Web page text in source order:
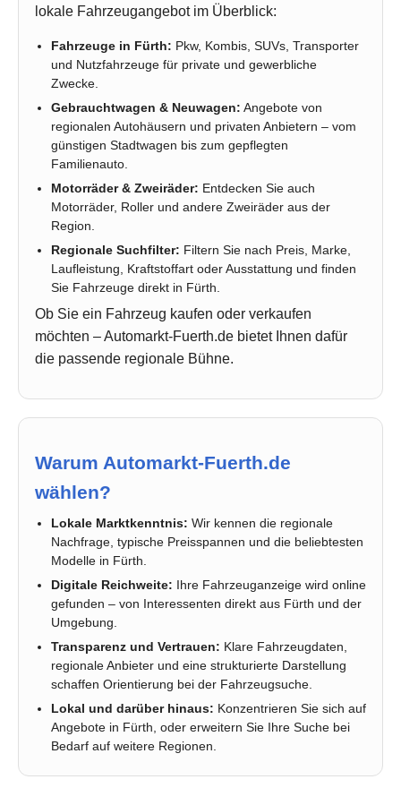
lokale Fahrzeugangebot im Überblick:
Fahrzeuge in Fürth: Pkw, Kombis, SUVs, Transporter
und Nutzfahrzeuge für private und gewerbliche
Zwecke.
Gebrauchtwagen & Neuwagen: Angebote von
regionalen Autohäusern und privaten Anbietern – vom
günstigen Stadtwagen bis zum gepflegten
Familienauto.
Motorräder & Zweiräder: Entdecken Sie auch
Motorräder, Roller und andere Zweiräder aus der
Region.
Regionale Suchfilter: Filtern Sie nach Preis, Marke,
Laufleistung, Kraftstoffart oder Ausstattung und finden
Sie Fahrzeuge direkt in Fürth.
Ob Sie ein Fahrzeug kaufen oder verkaufen
möchten – Automarkt-Fuerth.de bietet Ihnen dafür
die passende regionale Bühne.
Warum Automarkt-Fuerth.de
wählen?
Lokale Marktkenntnis: Wir kennen die regionale
Nachfrage, typische Preisspannen und die beliebtesten
Modelle in Fürth.
Digitale Reichweite: Ihre Fahrzeuganzeige wird online
gefunden – von Interessenten direkt aus Fürth und der
Umgebung.
Transparenz und Vertrauen: Klare Fahrzeugdaten,
regionale Anbieter und eine strukturierte Darstellung
schaffen Orientierung bei der Fahrzeugsuche.
Lokal und darüber hinaus: Konzentrieren Sie sich auf
Angebote in Fürth, oder erweitern Sie Ihre Suche bei
Bedarf auf weitere Regionen.